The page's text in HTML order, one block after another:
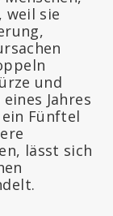
weil sie
und
Jahres
Fünftel
lässt sich